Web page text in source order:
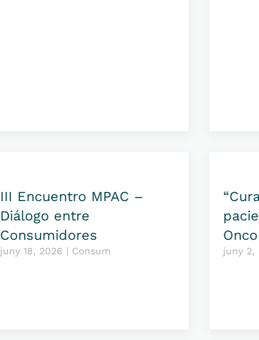
III Encuentro MPAC –
Diálogo entre
Consumidores
juny 18, 2026 | Consum juny 2,